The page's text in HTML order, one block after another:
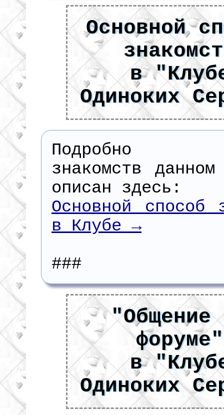
Основной
в
Одиноких
Подробно
знакомств данном
описан здесь:
Основной способ
в Клубе →
###
"Общение
форуме"
в
Одиноких